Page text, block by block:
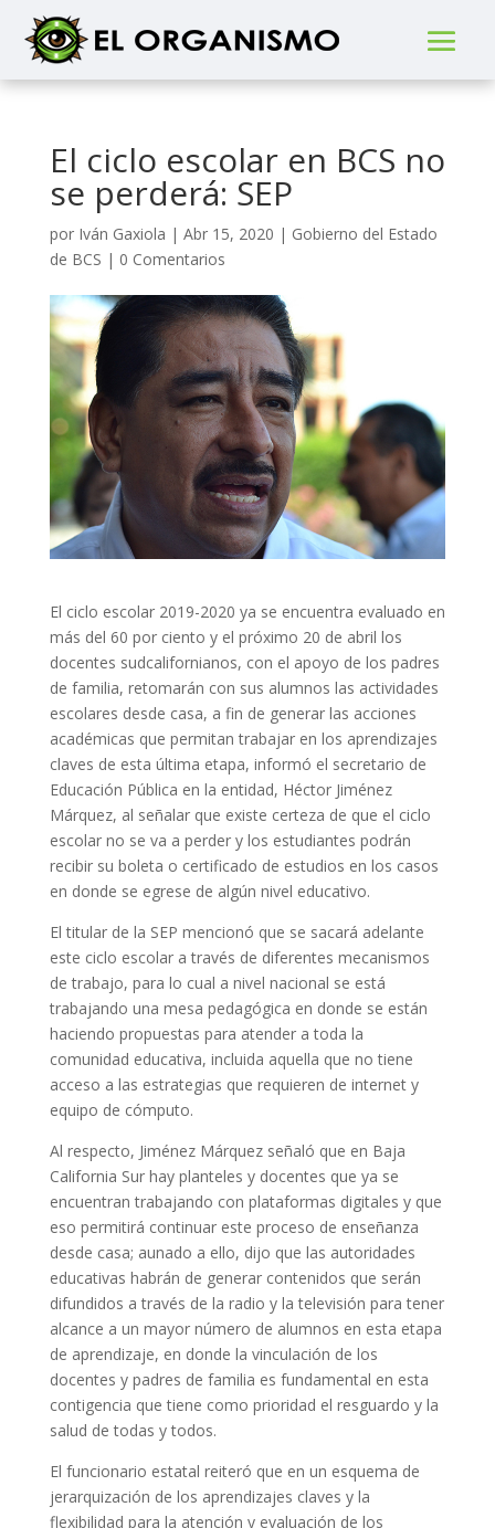
El ciclo escolar en BCS no
se perderá: SEP
por Iván Gaxiola | Abr 15, 2020 | Gobierno del Estado
de BCS | 0 Comentarios
El ciclo escolar 2019-2020 ya se encuentra evaluado en
más del 60 por ciento y el próximo 20 de abril los
docentes sudcalifornianos, con el apoyo de los padres
de familia, retomarán con sus alumnos las actividades
escolares desde casa, a fin de generar las acciones
académicas que permitan trabajar en los aprendizajes
claves de esta última etapa, informó el secretario de
Educación Pública en la entidad, Héctor Jiménez
Márquez, al señalar que existe certeza de que el ciclo
escolar no se va a perder y los estudiantes podrán
recibir su boleta o certificado de estudios en los casos
en donde se egrese de algún nivel educativo.
El titular de la SEP mencionó que se sacará adelante
este ciclo escolar a través de diferentes mecanismos
de trabajo, para lo cual a nivel nacional se está
trabajando una mesa pedagógica en donde se están
haciendo propuestas para atender a toda la
comunidad educativa, incluida aquella que no tiene
acceso a las estrategias que requieren de internet y
equipo de cómputo.
Al respecto, Jiménez Márquez señaló que en Baja
California Sur hay planteles y docentes que ya se
encuentran trabajando con plataformas digitales y que
eso permitirá continuar este proceso de enseñanza
desde casa; aunado a ello, dijo que las autoridades
educativas habrán de generar contenidos que serán
difundidos a través de la radio y la televisión para tener
alcance a un mayor número de alumnos en esta etapa
de aprendizaje, en donde la vinculación de los
docentes y padres de familia es fundamental en esta
contigencia que tiene como prioridad el resguardo y la
salud de todas y todos.
El funcionario estatal reiteró que en un esquema de
jerarquización de los aprendizajes claves y la
flexibilidad para la atención y evaluación de los